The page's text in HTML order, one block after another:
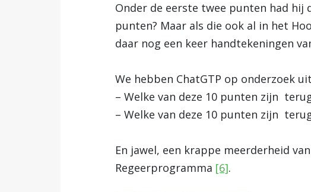
Onder de eerste twee punten had hij
punten? Maar als die ook al in het
daar nog een keer handtekeningen
We hebben ChatGTP op onderzoek
– Welke van deze 10 punten zijn
– Welke van deze 10 punten zijn
En jawel, een krappe meerderheid
Regeerprogramma [6].